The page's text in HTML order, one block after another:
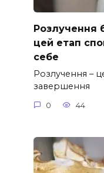
Розлучення
цей етап
себе
Розлучення –
завершення
0 44